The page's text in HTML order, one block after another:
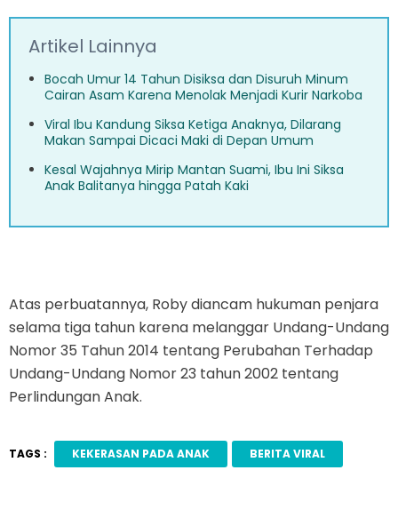
Artikel Lainnya
Bocah Umur 14 Tahun Disiksa dan Disuruh Minum
Cairan Asam Karena Menolak Menjadi Kurir Narkoba
Viral Ibu Kandung Siksa Ketiga Anaknya, Dilarang
Makan Sampai Dicaci Maki di Depan Umum
Kesal Wajahnya Mirip Mantan Suami, Ibu Ini Siksa
Anak Balitanya hingga Patah Kaki
Atas perbuatannya, Roby diancam hukuman penjara
selama tiga tahun karena melanggar Undang-Undang
Nomor 35 Tahun 2014 tentang Perubahan Terhadap
Undang-Undang Nomor 23 tahun 2002 tentang
Perlindungan Anak.
TAGS : KEKERASAN PADA ANAK BERITA VIRAL